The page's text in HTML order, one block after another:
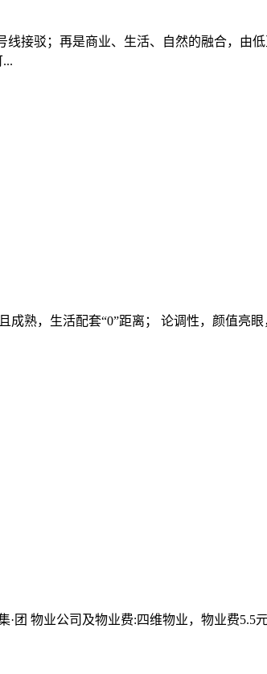
接驳；再是商业、生活、自然的融合，由
熟，生活配套“0”距离； 论调性，颜值亮
团 物业公司及物业费:四维物业，物业费5.5